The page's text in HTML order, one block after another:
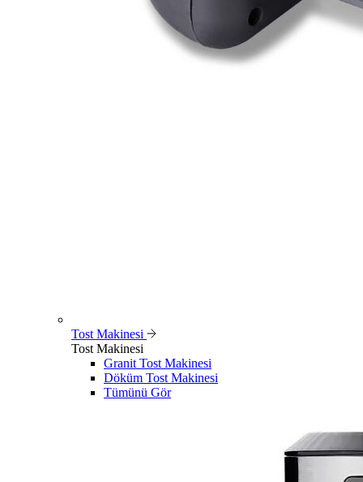
Tost Makinesi
Tost Makinesi
Granit Tost Makinesi
Döküm Tost Makinesi
Tümünü Gör